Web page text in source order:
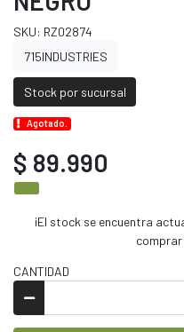
SKU: RZ02874
715INDUSTRIES
Stock por sucursal
Agotado.
$ 89.990
¡El stock se encuentra
CANTIDAD